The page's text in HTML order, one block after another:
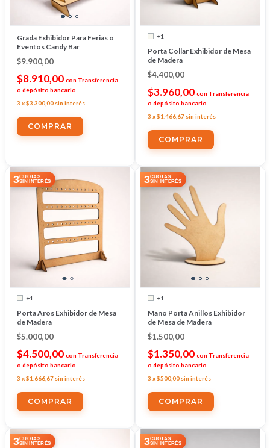
Grada Exhibidor Para Ferias o
Eventos Candy Bar
$9.900,00
$8.910,00 con Transferencia
o depósito bancario
3 x$3.300,00 sin interés
+1
Porta Collar Exhibidor de Mesa
de Madera
$4.400,00
$3.960,00 con Transferencia
o depósito bancario
3 x$1.466,67 sin interés
COMPRAR
3CUOTAS
SIN INTERÉS
+1
Porta Aros Exhibidor de Mesa
de Madera
$5.000,00
$4.500,00 con Transferencia
o depósito bancario
3 x$1.666,67 sin interés
COMPRAR
3CUOTAS
SIN INTERÉS
+1
Mano Porta Anillos Exhibidor
de Mesa de Madera
$1.500,00
$1.350,00 con Transferencia
o depósito bancario
3 x$500,00 sin interés
COMPRAR
3CUOTAS
SIN INTERÉS
3CUOTAS
SIN INTERÉS